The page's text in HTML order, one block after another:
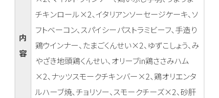
内
容
チキンロール×2、イタリアンソーセージケーキ、ソ
フトベーコン、スパイシーパストラミビーフ、手造り
鶏ウインナー、たまごくんせい×2、ゆずこしょう、み
やざき地頭鶏くんせい、オリーブin鶏ささみハム
×2、ナッツスモークチキンバー×2、鶏オリエンタ
ルハーブ焼、チョリソー、スモークチーズ×2、砂肝